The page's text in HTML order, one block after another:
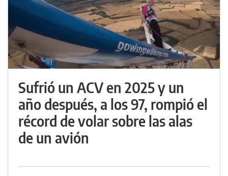
Sufrió un ACV en 2025 y un
año después, a los 97, rompió el
récord de volar sobre las alas
de un avión